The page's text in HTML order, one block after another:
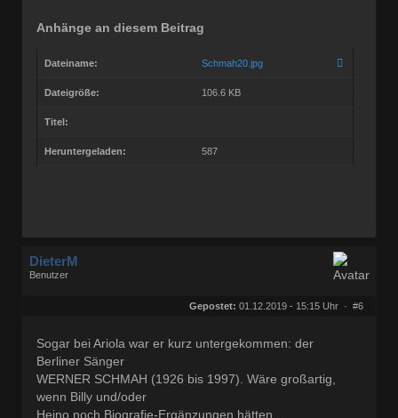
Anhänge an diesem Beitrag
Dateiname: Schmah20.jpg
Dateigröße: 106.6 KB
Titel:
Heruntergeladen: 587
DieterM
Benutzer
Gepostet: 01.12.2019 - 15:15 Uhr · #6
Sogar bei Ariola war er kurz untergekommen: der
Berliner Sänger
WERNER SCHMAH (1926 bis 1997). Wäre großartig,
wenn Billy und/oder
Heino noch Biografie-Ergänzungen hätten..